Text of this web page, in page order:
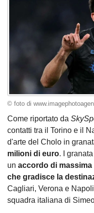
© foto di
Come riportato da
contatti tra il Torino e il
d'arte del Cholo in
milioni di euro. I
un accordo di
che gradisce la
Cagliari, Verona e
squadra italiana di